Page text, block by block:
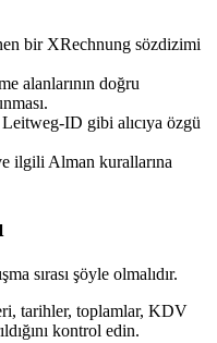
bir XRechnung sözdizimi
alanlarının doğru
Leitweg-ID gibi alıcıya özgü
ilgili Alman kurallarına
sırası şöyle olmalıdır.
tarihler, toplamlar, KDV
kontrol edin.